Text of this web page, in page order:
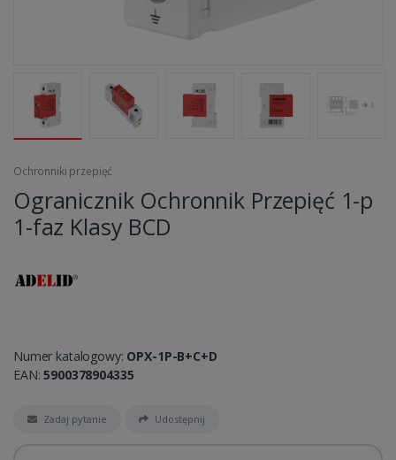
Ochronniki przepięć
Ogranicznik Ochronnik Przepięć 1-p
1-faz Klasy BCD
Numer katalogowy: OPX-1P-B+C+D
EAN:5900378904335
Zadaj pytanie Udostępnij